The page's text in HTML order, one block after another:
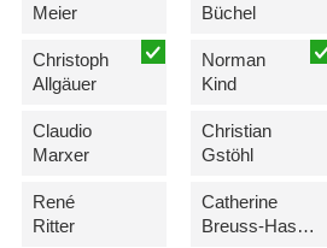
Meier
Christoph
Allgäuer
Claudio
Marxer
René
Ritter
Büchel
Norman
Kind
Christian
Gstöhl
Catherine
Breuss-Hassler